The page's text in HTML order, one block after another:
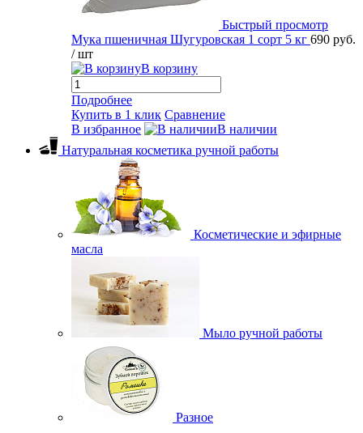
Быстрый просмотр
Мука пшеничная Шугуровская 1 сорт 5 кг 690 руб.
/ шт
В корзину
Подробнее
Купить в 1 клик Сравнение
В избранное
В наличии
Натуральная косметика ручной работы
Косметические и эфирные
масла
Мыло ручной работы
Разное